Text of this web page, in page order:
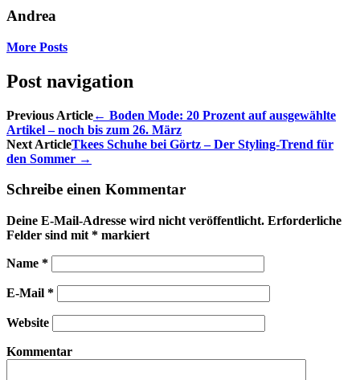
Andrea
More Posts
Post navigation
Previous Article← Boden Mode: 20 Prozent auf ausgewählte
Artikel – noch bis zum 26. März
Next ArticleTkees Schuhe bei Görtz – Der Styling-Trend für
den Sommer →
Schreibe einen Kommentar
Deine E-Mail-Adresse wird nicht veröffentlicht. Erforderliche
Felder sind mit * markiert
Name *
E-Mail *
Website
Kommentar